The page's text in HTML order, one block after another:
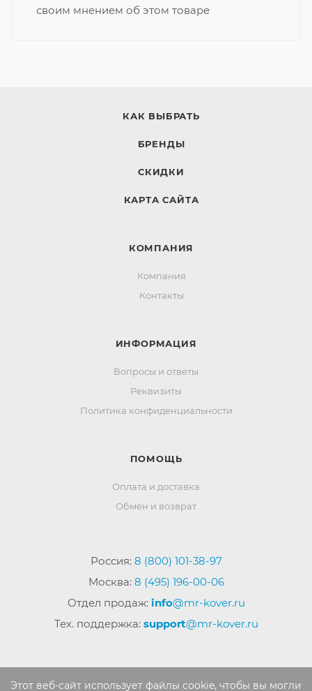
своим мнением об этом товаре
КАК ВЫБРАТЬ
БРЕНДЫ
СКИДКИ
КАРТА САЙТА
КОМПАНИЯ
Компания
Контакты
ИНФОРМАЦИЯ
Вопросы и ответы
Реквизиты
Политика конфиденциальности
ПОМОЩЬ
Оплата и доставка
Обмен и возврат
Россия: 8 (800) 101-38-97
Москва: 8 (495) 196-00-06
Отдел продаж: info@mr-kover.ru
Тех. поддержка: support@mr-kover.ru
2022-2026 © Интернет магазинMR-KOVER.RU
Этот веб-сайт использует файлы cookie, чтобы вы могли